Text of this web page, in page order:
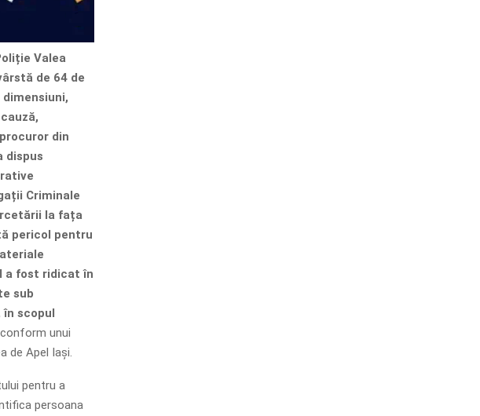
Valea
de 64 de
din
dispus
Criminale
la fața
pericol pentru
a fost ridicat în
sub
în scopul
unui
de Apel Iași.
pentru a
persoana